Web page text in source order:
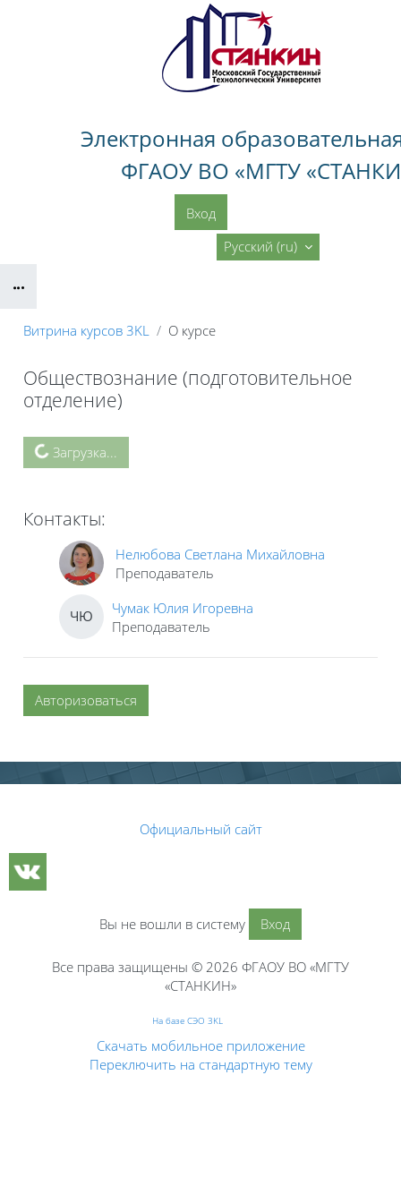
Перейти к основному содержанию
Электронная
ФГАОУ ВО «МГТУ
Вход
Русский ‎(ru)‎
Витрина курсов 3KL О курсе
Обществознание (подготовительное
отделение)
Блоки
Загрузка...
Контакты:
Нелюбова Светлана Михайловна
Преподаватель
ЧЮ
Чумак Юлия Игоревна
Преподаватель
Авторизоваться
Блоки
Официальный сайт
Вы не вошли в систему Вход
Все права защищены © 2026 ФГАОУ ВО «МГТУ
«СТАНКИН»
На базе СЭО 3KL
Скачать мобильное приложение
Переключить на стандартную тему